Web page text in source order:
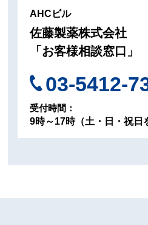
AHCビル
佐藤製薬株式会社
「お客様相談窓口」
03-5412-
受付時間：
9時～17時（土・日・祝日